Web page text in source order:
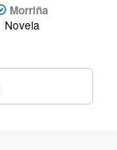
Morriña
Novela